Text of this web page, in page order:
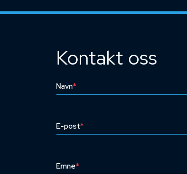
Kontakt oss
Navn*
E-post*
Emne*